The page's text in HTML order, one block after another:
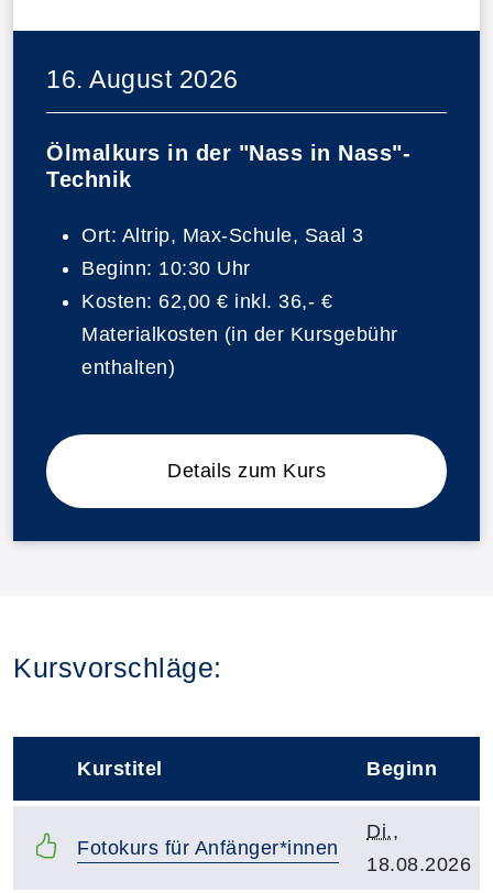
16. August 2026
Ölmalkurs in der "Nass in Nass"-
Technik
Ort: Altrip, Max-Schule, Saal 3
Beginn: 10:30 Uhr
Kosten: 62,00 € inkl. 36,- €
Materialkosten (in der Kursgebühr
enthalten)
Details zum Kurs
Kursvorschläge:
Kurstitel Beginn
Kurstitel:
Fotokurs für Anfänger*innen
Kursbeginn:
Di.,
18.08.2026